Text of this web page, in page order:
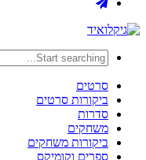
סרטים
ביקורות סרטים
סדרות
משחקים
ביקורות משחקים
ספרים וקומיקס